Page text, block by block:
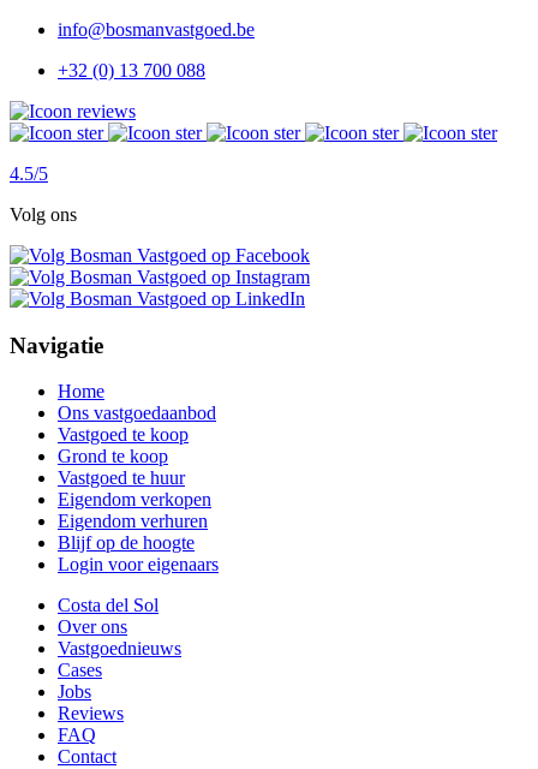
info@bosmanvastgoed.be
+32 (0) 13 700 088
4.5/5
Volg ons
Navigatie
Home
Ons vastgoedaanbod
Vastgoed te koop
Grond te koop
Vastgoed te huur
Eigendom verkopen
Eigendom verhuren
Blijf op de hoogte
Login voor eigenaars
Costa del Sol
Over ons
Vastgoednieuws
Cases
Jobs
Reviews
FAQ
Contact